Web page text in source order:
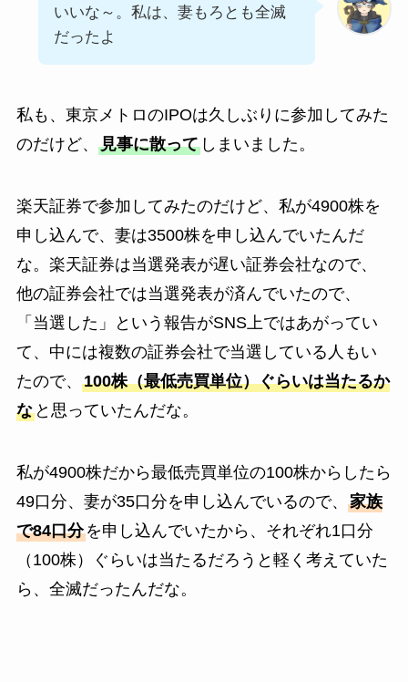
いいな～。私は、妻もろとも全滅
だったよ
私も、東京メトロのIPOは久しぶりに参加してみた
のだけど、 見事に散ってしまいました。
楽天証券で参加してみたのだけど、私が4900株を
申し込んで、妻は3500株を申し込んでいたんだ
な。楽天証券は当選発表が遅い証券会社なので、
他の証券会社では当選発表が済んでいたので、
「当選した」という報告がSNS上ではあがってい
て、中には複数の証券会社で当選している人もい
たので、 100株（最低売買単位）ぐらいは当たるか
なと思っていたんだな。
私が4900株だから最低売買単位の100株からしたら
49口分、妻が35口分を申し込んでいるので、 家族
で84口分を申し込んでいたから、それぞれ1口分
（100株）ぐらいは当たるだろうと軽く考えていた
ら、全滅だったんだな。